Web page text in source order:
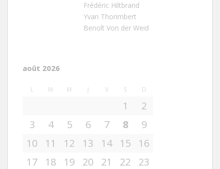
Frédéric Hiltbrand
Yvan Thorimbert
Benoît Von der Weid
août 2026
L M M J V S D
1
2
3
4 5 6 7 8
9
10
11 12 13 14 15
16
17
18 19 20 21 22
23